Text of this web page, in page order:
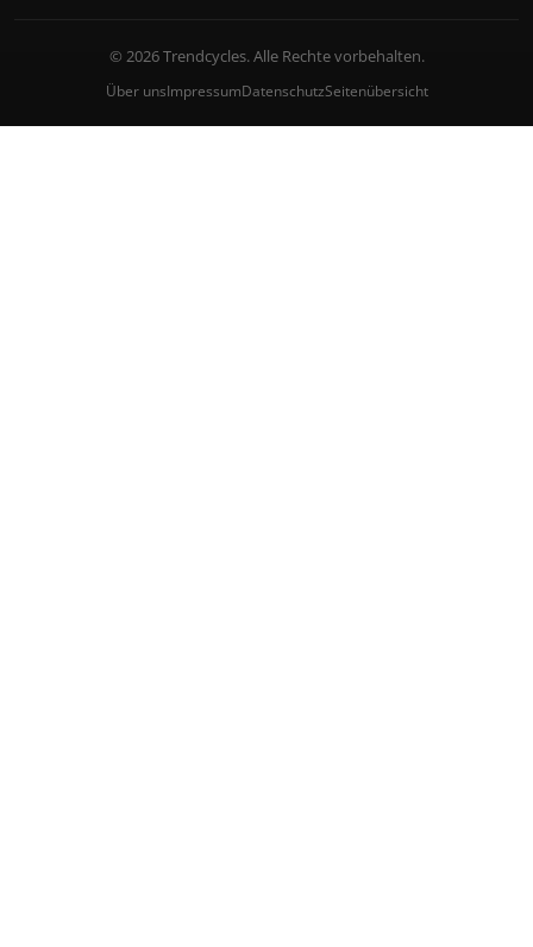
© 2026 Trendcycles. Alle Rechte vorbehalten.
Über unsImpressumDatenschutzSeitenübersicht